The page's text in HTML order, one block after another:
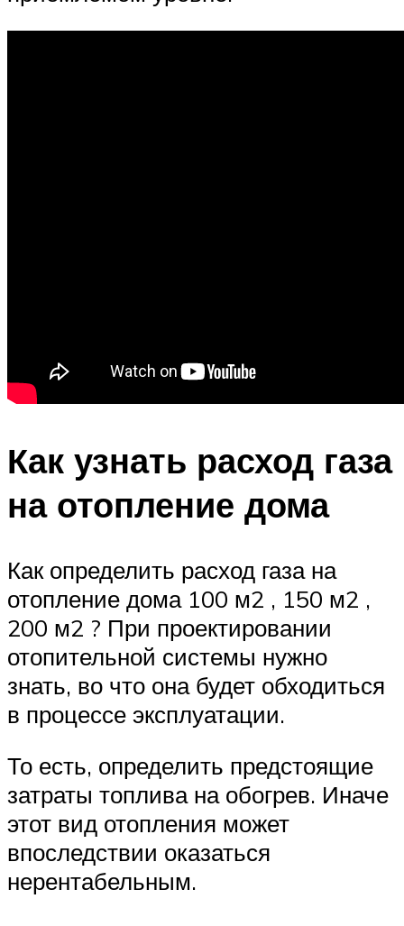
Как узнать расход газа
на отопление дома
Как определить расход газа на
отопление дома 100 м2 , 150 м2 ,
200 м2 ? При проектировании
отопительной системы нужно
знать, во что она будет обходиться
в процессе эксплуатации.
То есть, определить предстоящие
затраты топлива на обогрев. Иначе
этот вид отопления может
впоследствии оказаться
нерентабельным.